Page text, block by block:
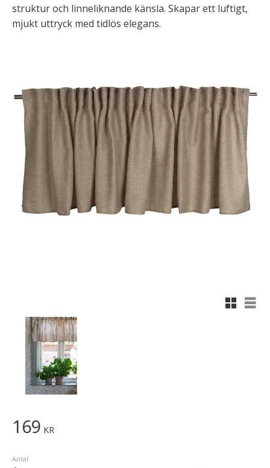
struktur och linneliknande känsla. Skapar ett luftigt,
mjukt uttryck med tidlös elegans.
169 KR
Antal